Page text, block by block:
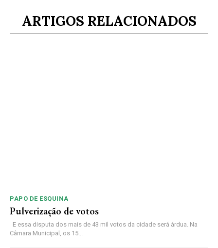
ARTIGOS RELACIONADOS
PAPO DE ESQUINA
Pulverização de votos
E essa disputa dos mais de 43 mil votos da cidade será árdua. Na
Câmara Municipal, os 15...